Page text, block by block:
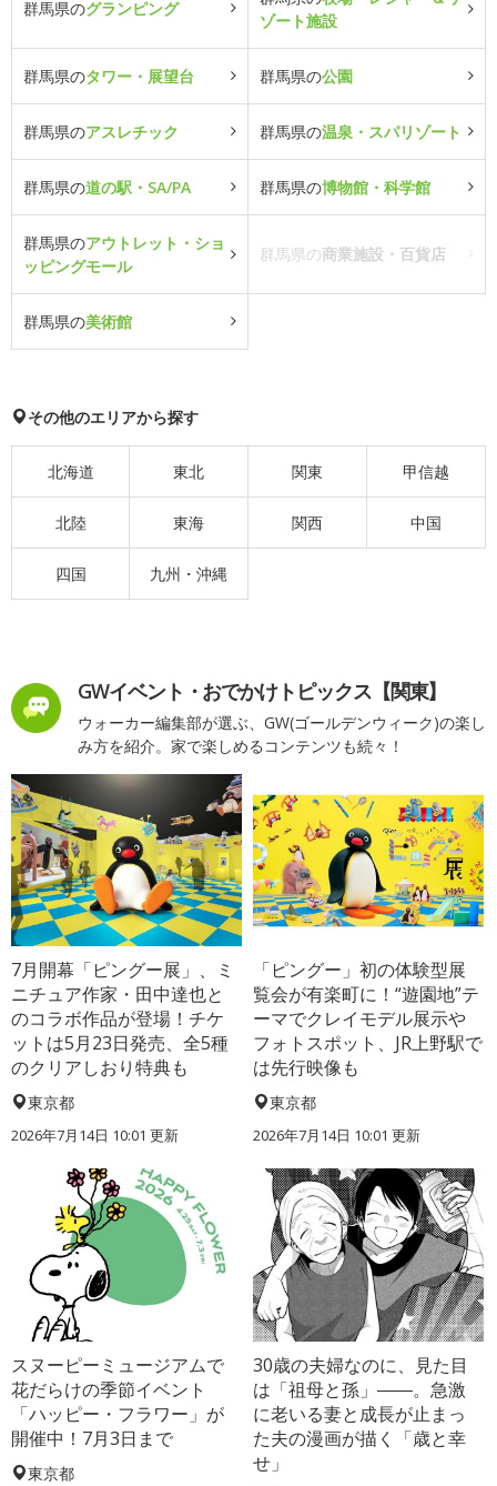
群馬県のグランピング
ゾート施設
群馬県のタワー・展望台 群馬県の公園
群馬県のアスレチック 群馬県の温泉・スパリゾート
群馬県の道の駅・SA/PA 群馬県の博物館・科学館
群馬県のアウトレット・ショ
ッピングモール
群馬県の商業施設・百貨店
群馬県の美術館
その他のエリアから探す
北海道 東北 関東 甲信越
北陸 東海 関西 中国
四国 九州・沖縄
GWイベント・おでかけトピックス【関東】
ウォーカー編集部が選ぶ、GW(ゴールデンウィーク)の楽し
み方を紹介。家で楽しめるコンテンツも続々！
7月開幕「ピングー展」、ミ
ニチュア作家・田中達也と
のコラボ作品が登場！チケ
ットは5月23日発売、全5種
のクリアしおり特典も
東京都
2026年7月14日 10:01 更新
「ピングー」初の体験型展
覧会が有楽町に！“遊園地”テ
ーマでクレイモデル展示や
フォトスポット、JR上野駅で
は先行映像も
東京都
2026年7月14日 10:01 更新
スヌーピーミュージアムで
花だらけの季節イベント
「ハッピー・フラワー」が
開催中！7月3日まで
東京都
30歳の夫婦なのに、見た目
は「祖母と孫」――。急激
に老いる妻と成長が止まっ
た夫の漫画が描く「歳と幸
せ」